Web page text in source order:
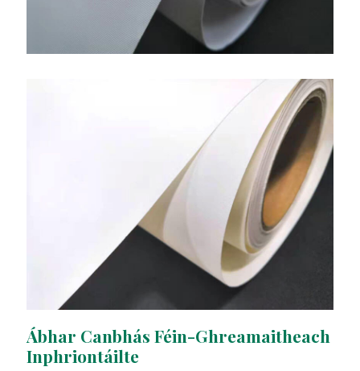
Ábhar Canbhás Féin-Ghreamaitheach
Inphriontáilte